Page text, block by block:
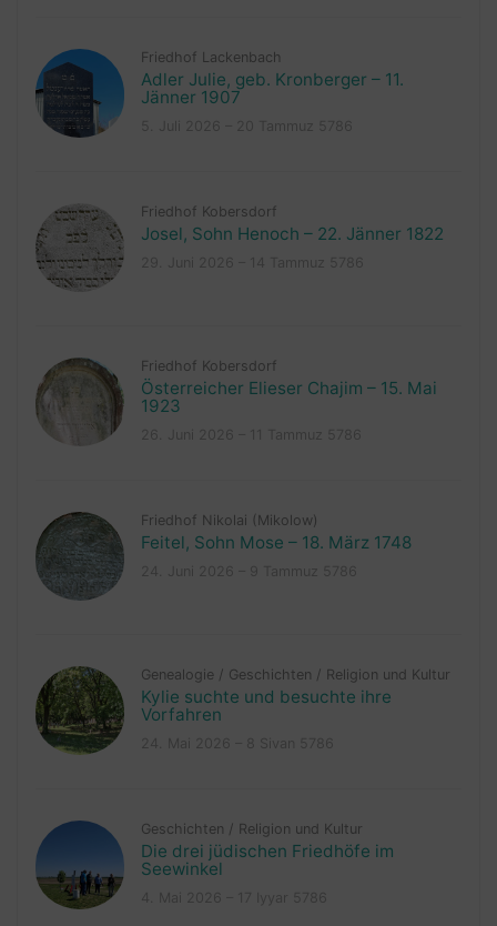
Friedhof Lackenbach
Adler Julie, geb. Kronberger – 11.
Jänner 1907
Friedhof Kobersdorf
Josel, Sohn Henoch – 22. Jänner 1822
Friedhof Kobersdorf
Österreicher Elieser Chajim – 15. Mai
1923
Friedhof Nikolai (Mikolow)
Feitel, Sohn Mose – 18. März 1748
Genealogie / Geschichten / Religion und Kultur
Kylie suchte und besuchte ihre
Vorfahren
Geschichten / Religion und Kultur
Die drei jüdischen Friedhöfe im
Seewinkel